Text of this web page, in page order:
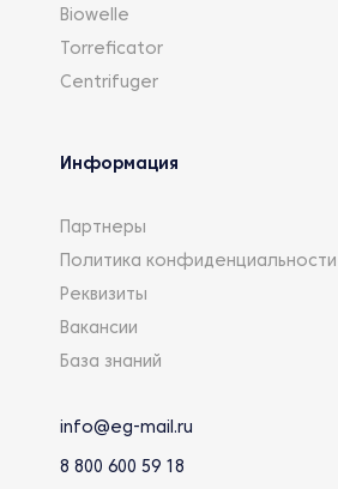
Biowelle
Torreficator
Centrifuger
Информация
Партнеры
Политика конфиденциальности
Реквизиты
Вакансии
База знаний
info@eg-mail.ru
8 800 600 59 18